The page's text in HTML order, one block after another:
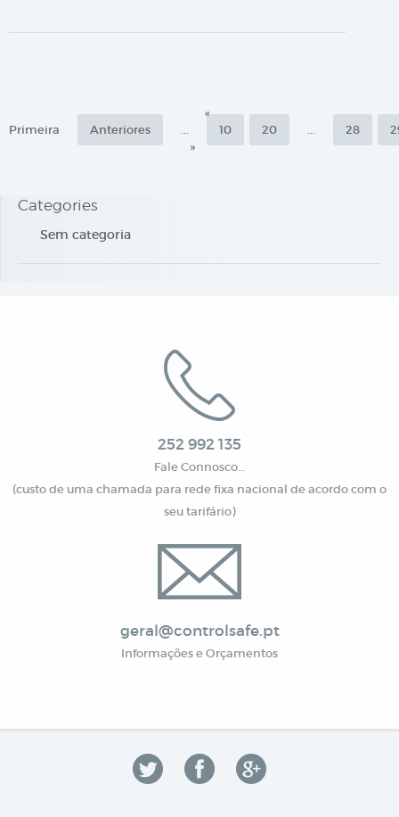
«
Primeira
Anteriores ... 10 20 ... 28
»
Categories
Sem categoria
252 992 135
Fale Connosco…
(custo de uma chamada para rede fixa nacional de acordo com o
seu tarifário)
geral@controlsafe.pt
Informações e Orçamentos